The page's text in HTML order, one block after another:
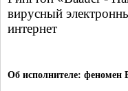
вирусный
интернет
Об исполнителе: феномен